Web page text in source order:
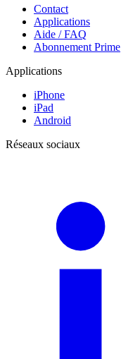
Contact
Applications
Aide / FAQ
Abonnement Prime
Applications
iPhone
iPad
Android
Réseaux sociaux